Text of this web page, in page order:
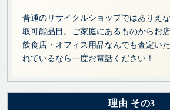
普通のリサイクルショップではありえ
取可能品目。ご家庭にあるものからお
飲食店・オフィス用品なんでも査定い
れているなら一度お電話ください！
理由 その3